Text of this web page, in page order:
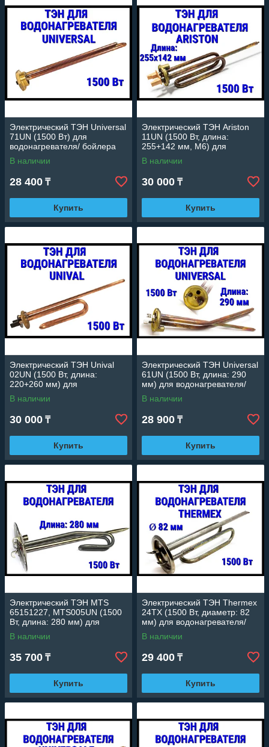
Электрический ТЭН Universal
71UN (1500 Вт) для
водонагревателя/ бойлера
В наличии
28 400 ₸
Купить
Электрический ТЭН Ariston
11UN (1500 Вт, длина:
255+142 мм, M6) для
водонагревателя/ бойлера
В наличии
30 000 ₸
Купить
Электрический ТЭН Unival
02UN (1500 Вт, длина:
220+260 мм) для
водонагревателя/ бойлера
В наличии
30 000 ₸
Купить
Электрический ТЭН Universal
61UN (1500 Вт, длина: 290
мм) для водонагревателя/
бойлера
В наличии
28 900 ₸
Купить
Электрический ТЭН MTS
65151227, MTS005UN (1500
Вт, длина: 280 мм) для
водонагревателя/ бойлера
В наличии
35 700 ₸
Купить
Электрический ТЭН Thermex
24TX (1500 Вт, диаметр: 82
мм) для водонагревателя/
бойлера
В наличии
29 400 ₸
Купить